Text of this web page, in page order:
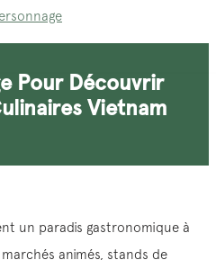
Pour Découvrir
Vietnam
un paradis gastronomique à
animés, stands de